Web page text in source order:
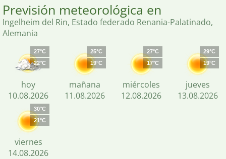
Previsión meteorológica en
Ingelheim del Rin, Estado federado Renania-Palatinado,
Alemania
27°C
22°C
hoy
10.08.2026
25°C
19°C
mañana
11.08.2026
27°C
17°C
miércoles
12.08.2026
29°C
19°C
jueves
13.08.2026
30°C
21°C
viernes
14.08.2026